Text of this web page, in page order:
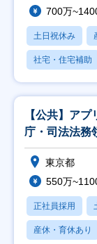
700万
土日祝休み
社宅・住宅補助
【公共】ア
庁・司法法務
東京都
550万
正社員採用
産休・育休あり